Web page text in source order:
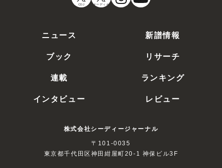
CDJ オーディオ
ニュース
新譜情報
ブック
リサーチ
連載
ランキング
インタビュー
レビュー
株式会社シーディージャーナル
〒101-0035
東京都千代田区神田紺屋町20-1 神保ビル3F